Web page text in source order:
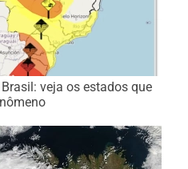
veja os estados que